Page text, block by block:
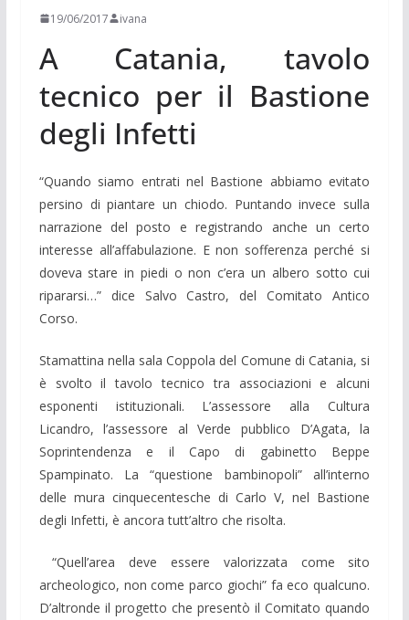
19/06/2017 ivana
A Catania, tavolo
tecnico per il Bastione
degli Infetti
“Quando siamo entrati nel Bastione abbiamo evitato
persino di piantare un chiodo. Puntando invece sulla
narrazione del posto e registrando anche un certo
interesse all’affabulazione. E non sofferenza perché si
doveva stare in piedi o non c’era un albero sotto cui
ripararsi…” dice Salvo Castro, del Comitato Antico
Corso.
Stamattina nella sala Coppola del Comune di Catania, si
è svolto il tavolo tecnico tra associazioni e alcuni
esponenti istituzionali. L’assessore alla Cultura
Licandro, l’assessore al Verde pubblico D’Agata, la
Soprintendenza e il Capo di gabinetto Beppe
Spampinato. La “questione bambinopoli” all’interno
delle mura cinquecentesche di Carlo V, nel Bastione
degli Infetti, è ancora tutt’altro che risolta.
“Quell’area deve essere valorizzata come sito
archeologico, non come parco giochi” fa eco qualcuno.
D’altronde il progetto che presentò il Comitato quando